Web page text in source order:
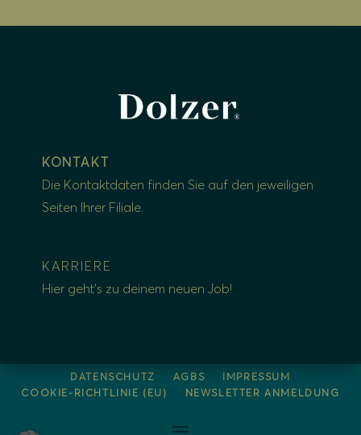
KONTAKT
Die Kontaktdaten finden Sie auf den jeweiligen
Seiten Ihrer Filiale.
KARRIE RE
Hier geht’s zu deinem neuen Job!
DATENSCHUTZ AGBS
IMPRESSUM
COOKIE-RICHTLINIE (EU)
NEWSLETTER ANMELDUNG